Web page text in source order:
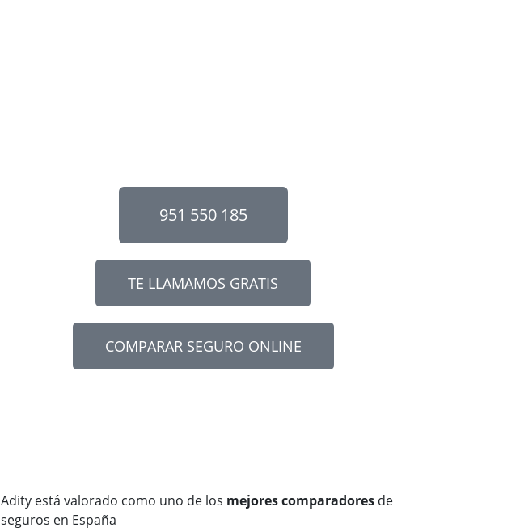
951 550 185
TE LLAMAMOS GRATIS
COMPARAR SEGURO ONLINE
Adity está valorado como uno de los mejores comparadores de
seguros en España